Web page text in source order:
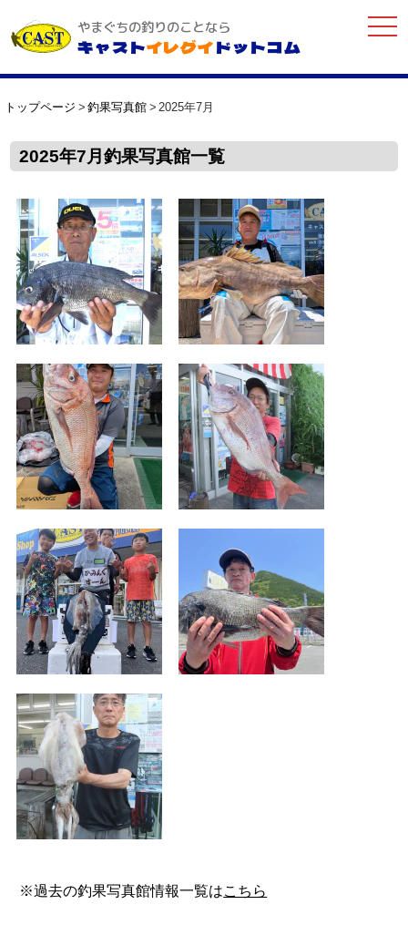
やまぐちの釣りのことなら
キャストイレグイドットコム
トップページ 釣果写真館 2025年7月
2025年7月釣果写真館一覧
※過去の釣果写真館情報一覧はこちら